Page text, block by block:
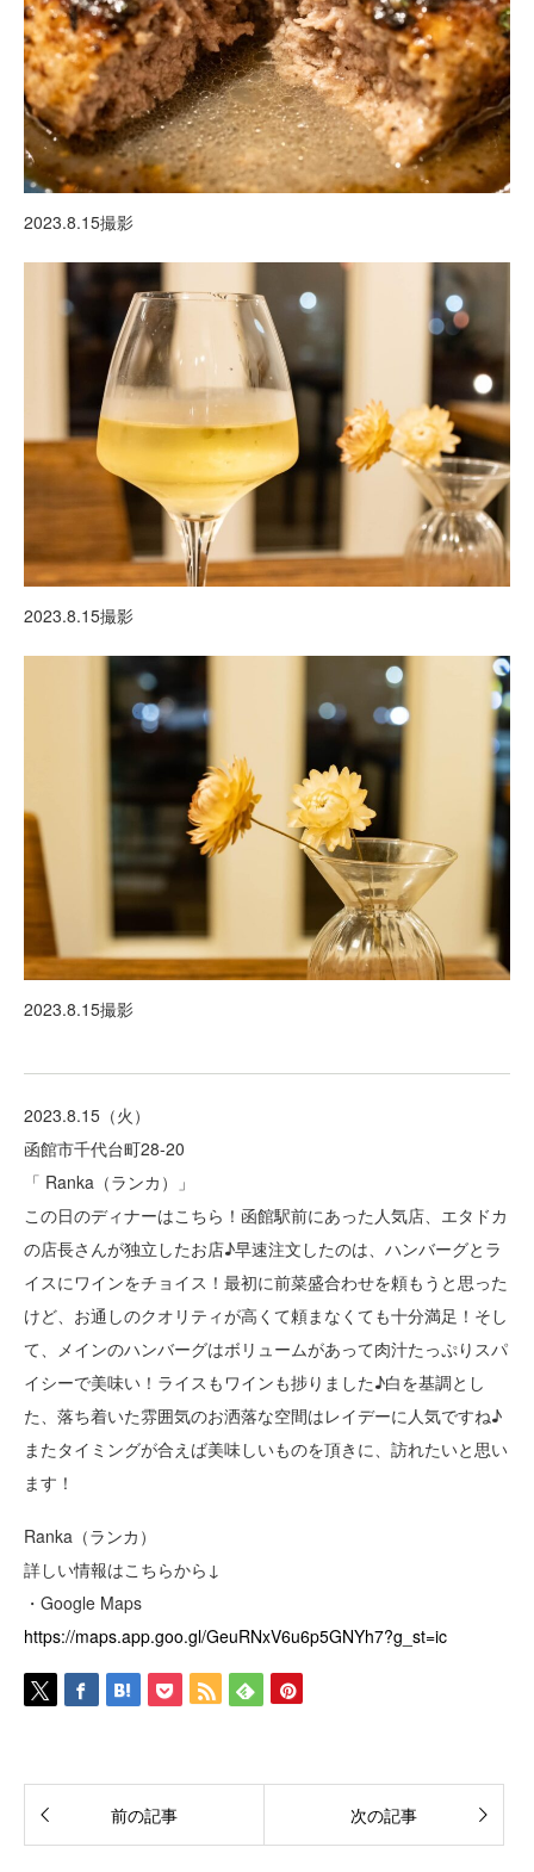
2023.8.15撮影
2023.8.15撮影
2023.8.15撮影
2023.8.15（火）
函館市千代台町28-20
「 Ranka（ランカ）」
この日のディナーはこちら！函館駅前にあった人気店、エタドカ
の店長さんが独立したお店♪早速注文したのは、ハンバーグとラ
イスにワインをチョイス！最初に前菜盛合わせを頼もうと思った
けど、お通しのクオリティが高くて頼まなくても十分満足！そし
て、メインのハンバーグはボリュームがあって肉汁たっぷりスパ
イシーで美味い！ライスもワインも捗りました♪白を基調とし
た、落ち着いた雰囲気のお洒落な空間はレイデーに人気ですね♪
またタイミングが合えば美味しいものを頂きに、訪れたいと思い
ます！
Ranka（ランカ）
詳しい情報はこちらから↓
・Google Maps
https://maps.app.goo.gl/GeuRNxV6u6p5GNYh7?g_st=ic
前の記事 次の記事